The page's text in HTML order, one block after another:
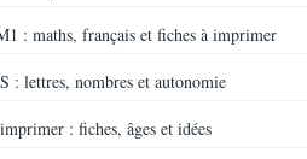
: maths, français et fiches à imprimer
: lettres, nombres et autonomie
: fiches, âges et idées